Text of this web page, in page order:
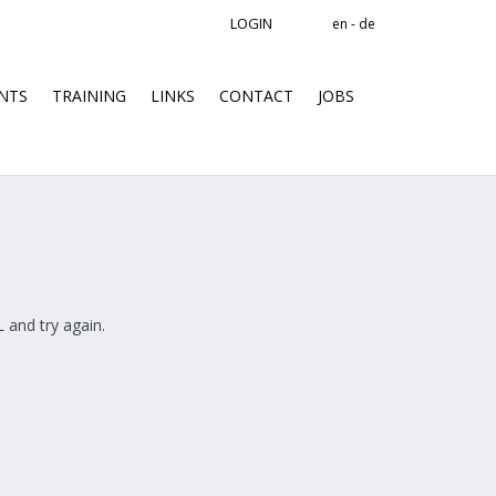
LOGIN en - de
TRAINING LINKS CONTACT JOBS
and try again.